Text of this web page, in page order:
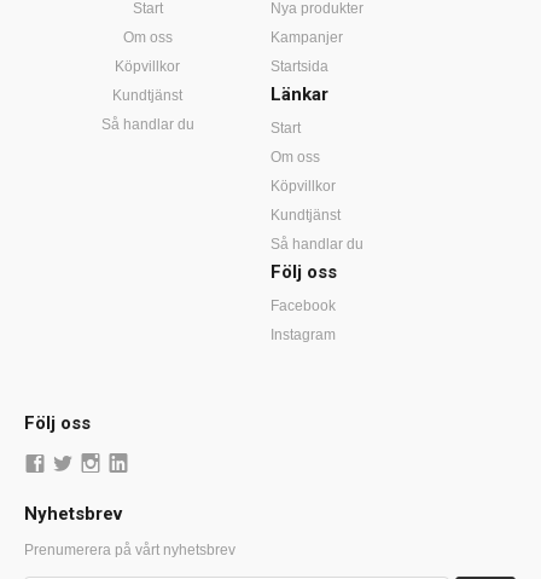
Start
Om oss
Köpvillkor
Kundtjänst
Så handlar du
Nya produkter
Kampanjer
Startsida
Länkar
Start
Om oss
Köpvillkor
Kundtjänst
Så handlar du
Följ oss
Facebook
Instagram
Följ oss
Nyhetsbrev
Prenumerera på vårt nyhetsbrev